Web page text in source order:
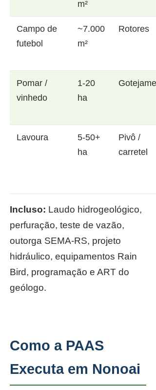
m²
Campo de
futebol
~7.000
m²
Rotores
Pomar /
vinhedo
1-20
ha
Lavoura
5-50+
ha
Pivô /
carretel
Incluso: Laudo hidrogeológico,
perfuração, teste de vazão,
outorga SEMA-RS, projeto
hidráulico, equipamentos Rain
Bird, programação e ART do
geólogo.
Como a PAAS
Executa em Nonoai